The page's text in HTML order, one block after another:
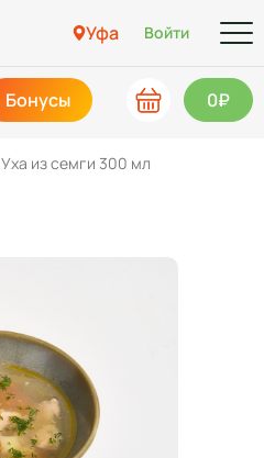
Уфа Войти
Бонусы 0₽
Уха из семги 300 мл